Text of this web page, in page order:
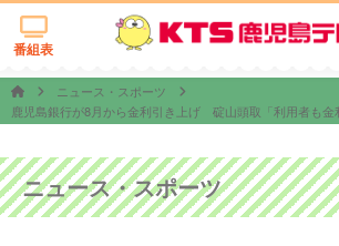
番組表
ニュース・スポーツ
鹿児島銀行が8月から金利引き上げ 碇山頭取「利用者も金
ニュース・スポーツ